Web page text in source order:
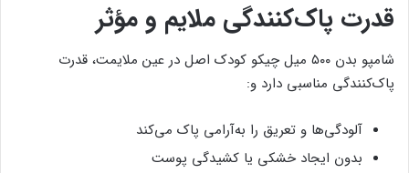
قدرت پاک‌کنندگی ملایم و مؤثر
شامپو بدن ۵۰۰ میل چیکو کودک اصل در عین ملایمت، قدرت
پاک‌کنندگی مناسبی دارد و:
آلودگی‌ها و تعریق را به‌آرامی پاک می‌کند
بدون ایجاد خشکی یا کشیدگی پوست